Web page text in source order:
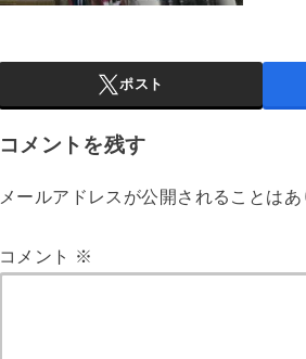
ポスト
コメントを残す
メールアドレスが公開されることはあ
コメント ※